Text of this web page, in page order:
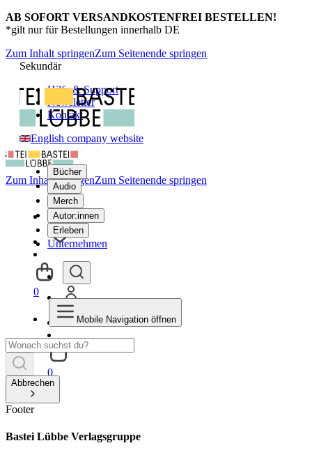
AB SOFORT VERSANDKOSTENFREI BESTELLEN!
*gilt nur für Bestellungen innerhalb DE
Zum Inhalt springenZum Seitenende springen
Sekundär
Hilfe & Support
Newsletter
Kontakt
English company website
Bücher
Audio
Merch
Autor:innen
Erleben
Unternehmen
0
Zum Inhalt springenZum Seitenende springen
0
Mobile Navigation öffnen
Abbrechen
Footer
Bastei Lübbe Verlagsgruppe